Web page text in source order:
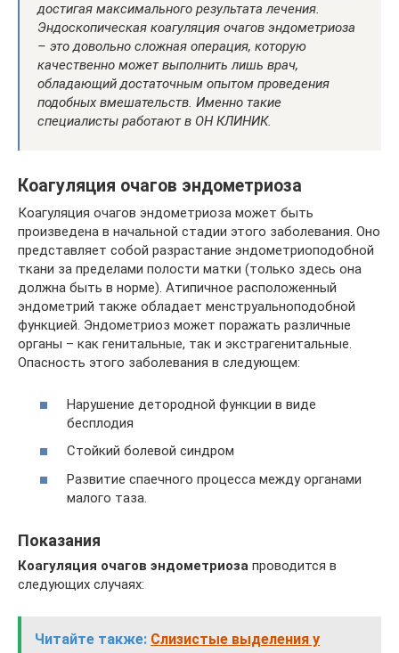
достигая максимального результата лечения.
Эндоскопическая коагуляция очагов эндометриоза
– это довольно сложная операция, которую
качественно может выполнить лишь врач,
обладающий достаточным опытом проведения
подобных вмешательств. Именно такие
специалисты работают в ОН КЛИНИК.
Коагуляция очагов эндометриоза
Коагуляция очагов эндометриоза может быть
произведена в начальной стадии этого заболевания. Оно
представляет собой разрастание эндометриоподобной
ткани за пределами полости матки (только здесь она
должна быть в норме). Атипичное расположенный
эндометрий также обладает менструальноподобной
функцией. Эндометриоз может поражать различные
органы – как генитальные, так и экстрагенитальные.
Опасность этого заболевания в следующем:
Нарушение детородной функции в виде
бесплодия
Стойкий болевой синдром
Развитие спаечного процесса между органами
малого таза.
Показания
Коагуляция очагов эндометриоза проводится в
следующих случаях:
Читайте также: Слизистые выделения у